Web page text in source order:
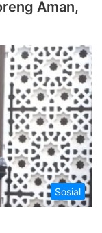
Aman,
Sosial